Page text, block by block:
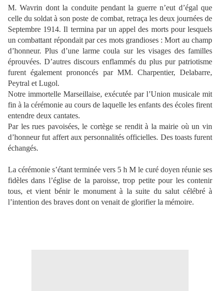
M. Wavrin dont la conduite pendant la guerre n’eut d’égal que
celle du soldat à son poste de combat, retraça les deux journées de
Septembre 1914. Il termina par un appel des morts pour lesquels
un combattant répondait par ces mots grandioses : Mort au champ
d’honneur. Plus d’une larme coula sur les visages des familles
éprouvées. D’autres discours enflammés du plus pur patriotisme
furent également prononcés par MM. Charpentier, Delabarre,
Peytral et Lugol.
Notre immortelle Marseillaise, exécutée par l’Union musicale mit
fin à la cérémonie au cours de laquelle les enfants des écoles firent
entendre deux cantates.
Par les rues pavoisées, le cortège se rendit à la mairie où un vin
d’honneur fut affert aux personnalités officielles. Des toasts furent
échangés.
La cérémonie s’étant terminée vers 5 h M le curé doyen réunie ses
fidèles dans l’église de la paroisse, trop petite pour les contenir
tous, et vient bénir le monument à la suite du salut célébré à
l’intention des braves dont on venait de glorifier la mémoire.